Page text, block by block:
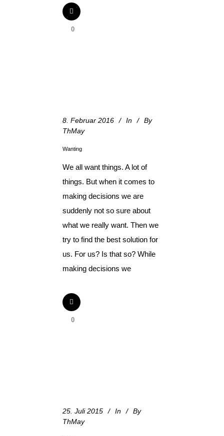
0
8. Februar 2016 In
By
ThMay
Wanting
We all want things. A lot of
things. But when it comes to
making decisions we are
suddenly not so sure about
what we really want. Then we
try to find the best solution for
us. For us? Is that so? While
making decisions we
0
25. Juli 2015 In
By
ThMay